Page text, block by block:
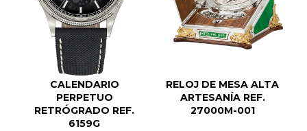
CALENDARIO
PERPETUO
RETRÓGRADO REF.
6159G
RELOJ DE MESA ALTA
ARTESANÍA REF.
27000M-001